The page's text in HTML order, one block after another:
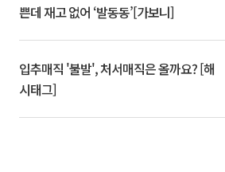
쁜데 재고 없어 ‘발동동’[가보니]
입추매직 '불발', 처서매직은 올까요? [해
시태그]